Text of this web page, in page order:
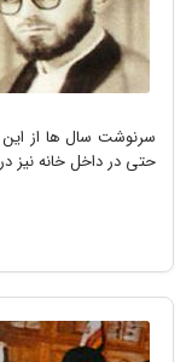
سرنوشت ‌سال ها از این
حتی در داخل خانه نیز در